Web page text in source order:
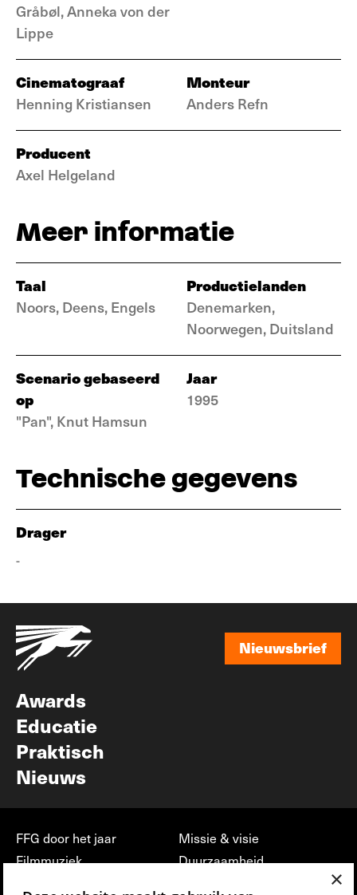
Gråbøl, Anneka von der
Lippe
Cinematograaf
Henning Kristiansen
Monteur
Anders Refn
Producent
Axel Helgeland
Meer informatie
Taal
Noors, Deens, Engels
Productielanden
Denemarken,
Noorwegen, Duitsland
Scenario gebaseerd
op
"Pan", Knut Hamsun
Jaar
1995
Technische gegevens
Drager
-
Nieuwsbrief
Awards
Educatie
Praktisch
Nieuws
FFG door het jaar
Filmmuziek
Missie & visie
Duurzaamheid
×